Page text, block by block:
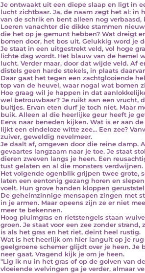
Je ontwaakt uit een diepe slaap en ligt in
lucht zichtbaar. Ja, de naam zegt het al: in
van de schrik en bent alleen nog
Loeren vanachter die dikke stammen
die het op je gemunt hebben? Wat dreigt
bomen door, het bos uit. Gelukkig word je
Je staat in een uitgestrekt veld, vol hoge
lichte dag wordt. Het blauw van de hemel
lucht. Verder maar, door dat wijde veld. Af
distels geen harde stekels, in plaats
Daar gaat het tegen een zachtglooiende
top van de heuvel, waar nogal wat bomen
Hoe graag wil je happen in dat
wel betrouwbaar? Je ruikt aan een vrucht,
bultjes. Ervan eten durf je toch niet. Maar
buik. Alleen al die heerlijke geur heeft je
Eens naar beneden kijken. Wat is er aan
lijkt een eindeloze witte zee... Een zee?
zuiver, geweldig nevelmeer.
Je daalt af, omgeven door die reine damp.
gevaartes langzaam naar je toe. Je staat
dieren zweven langs je heen. Een
tust gelaten en al die monsters verdwijnen.
Het volgende ogenblik grijpen twee grote,
laten een eentonig gezang horen en
voelt. Hun grove handen kloppen
De geheimzinnige mensapen zingen met
in je armen. Maar opeens zijn ze er niet
meer te bekennen.
Hoog pluimgras en rietstengels staan
groen. Je staat voor een zee zonder
is als het gras en het riet, deint heel rustig.
Wat is het heerlijk om hier languit op je
geelgroene schemer glijdt over je heen.
neer gaat. Vragend kijk je om je heen.
"Lig ik nu in het gras of op de golven van
vloeiende welvingen ga je verder, almaar